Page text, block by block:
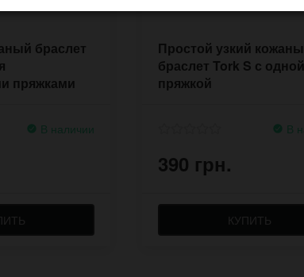
браслет
пряжками
В наличии
Простой узкий
браслет Tork S с одной
пряжкой
В
390 грн.
КУПИТЬ